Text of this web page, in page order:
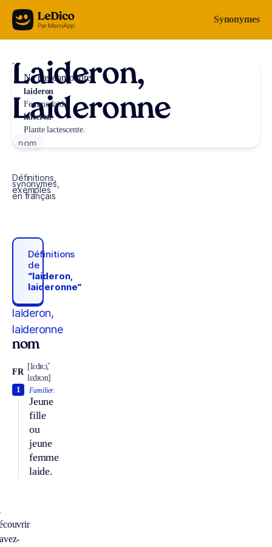
Aller au contenu Synonymes
Laideron,
Laideronne
nom
Définitions,
synonymes,
exemples
en français
Définitions
de
“laideron,
laideronne“
laideron,
laideronne
nom
FR
[lɛdʀɔ̃,
lɛdʀɔn]
Familier.
Jeune
fille
ou
jeune
femme
laide.
1
Ne pas confondre
laideron
Femme laide.
laiteron
Plante lactescente.